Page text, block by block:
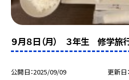
９月８日（月） ３年生 修学
公開日 2025/09/09 更新日